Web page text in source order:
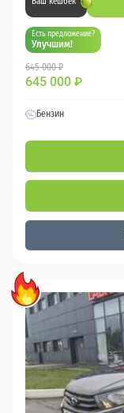
Есть предложение?
Улучшим!
645 000 ₽
645 000 ₽
Бензин